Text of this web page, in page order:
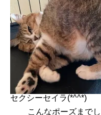
セクシーセイラ(*^^*)
こんなポーズまで